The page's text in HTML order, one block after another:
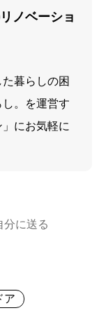
ノベーショ
暮らしの困
。を運営す
にお気軽に
分に送る
ア